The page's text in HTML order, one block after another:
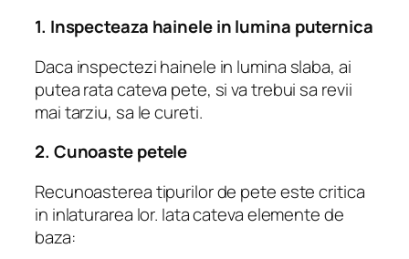
1. Inspecteaza hainele in lumina puternica
Daca inspectezi hainele in lumina slaba, ai
putea rata cateva pete, si va trebui sa revii
mai tarziu, sa le cureti.
2. Cunoaste petele
Recunoasterea tipurilor de pete este critica
in inlaturarea lor. Iata cateva elemente de
baza: